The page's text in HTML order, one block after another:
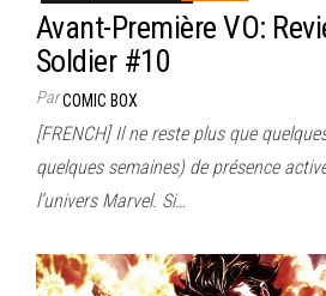
Avant-Première VO:
Soldier #10
ParCOMIC BOX
[FRENCH] Il ne reste plus que
quelques semaines) de présence
l’univers Marvel. Si…